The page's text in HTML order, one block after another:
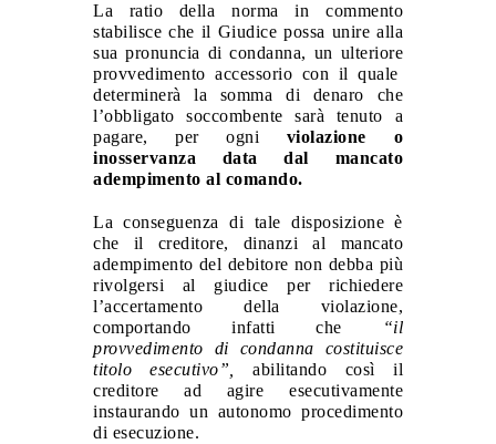
La ratio della norma in commento
stabilisce che il Giudice possa unire alla
sua pronuncia di condanna, un ulteriore
provvedimento accessorio con il quale
determinerà la somma di denaro che
l’obbligato soccombente sarà tenuto a
pagare, per ogni violazione o
inosservanza data dal mancato
adempimento al comando.
La conseguenza di tale disposizione è
che il creditore, dinanzi al mancato
adempimento del debitore non debba più
rivolgersi al giudice per richiedere
l’accertamento della violazione,
comportando infatti che
“il
provvedimento di condanna costituisce
titolo esecutivo”,abilitando così il
creditore ad agire esecutivamente
instaurando un autonomo procedimento
di esecuzione.